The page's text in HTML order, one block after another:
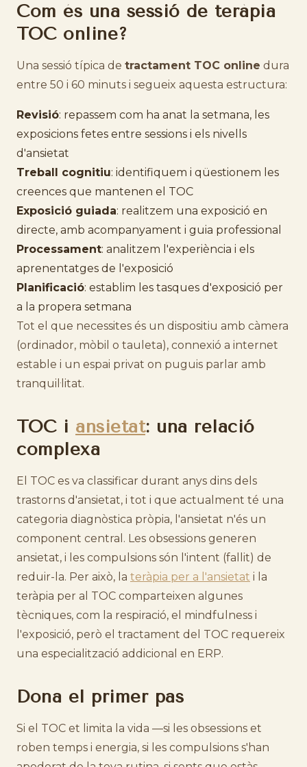
Com és una sessió de teràpia
TOC online?
Una sessió típica de tractament TOC online dura
entre 50 i 60 minuts i segueix aquesta estructura:
Revisió: repassem com ha anat la setmana, les
exposicions fetes entre sessions i els nivells
d'ansietat
Treball cognitiu: identifiquem i qüestionem les
creences que mantenen el TOC
Exposició guiada: realitzem una exposició en
directe, amb acompanyament i guia professional
Processament: analitzem l'experiència i els
aprenentatges de l'exposició
Planificació: establim les tasques d'exposició per
a la propera setmana
Tot el que necessites és un dispositiu amb càmera
(ordinador, mòbil o tauleta), connexió a internet
estable i un espai privat on puguis parlar amb
tranquil·litat.
TOC i ansietat: una relació
complexa
El TOC es va classificar durant anys dins dels
trastorns d'ansietat, i tot i que actualment té una
categoria diagnòstica pròpia, l'ansietat n'és un
component central. Les obsessions generen
ansietat, i les compulsions són l'intent (fallit) de
reduir-la. Per això, la teràpia per a l'ansietat i la
teràpia per al TOC comparteixen algunes
tècniques, com la respiració, el mindfulness i
l'exposició, però el tractament del TOC requereix
una especialització addicional en ERP.
Dona el primer pas
Si el TOC et limita la vida —si les obsessions et
roben temps i energia, si les compulsions s'han